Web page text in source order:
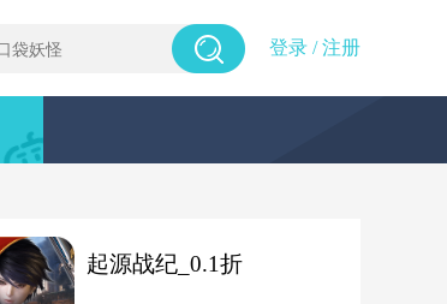
登录 /注册
起源战纪_0.1折